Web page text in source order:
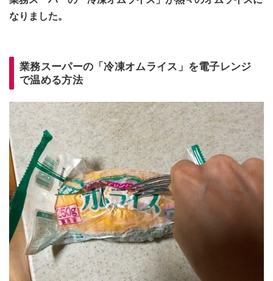
なりました。
業務スーパーの「冷凍オムライス」を電子レンジ
で温める方法